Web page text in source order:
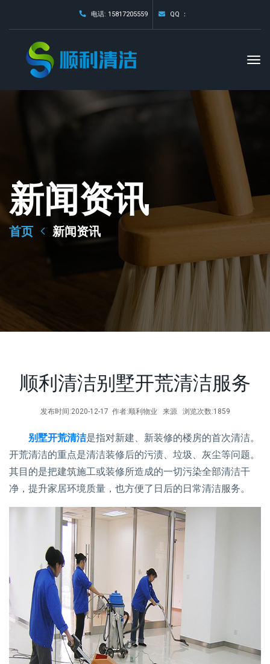
电话: 15817205559 QQ ：
新闻资讯
首页 新闻资讯
顺利清洁别墅开荒清洁服务
发布时间:2020-12-17 作者:顺利物业 来源 浏览次数:1859
别墅开荒清洁是指对新建、新装修的楼房的首次清洁。
开荒清洁的重点是清洁装修后的污渍、垃圾、灰尘等问题。
其目的是把建筑施工或装修所造成的一切污染全部清洁干
净，提升家居环境质量，也方便了日后的日常清洁服务。